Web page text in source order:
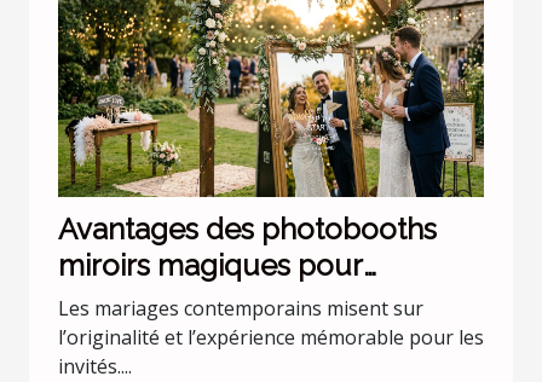
Avantages des photobooths
miroirs magiques pour
mariages uniques
Les mariages contemporains misent sur
l’originalité et l’expérience mémorable pour les
invités....